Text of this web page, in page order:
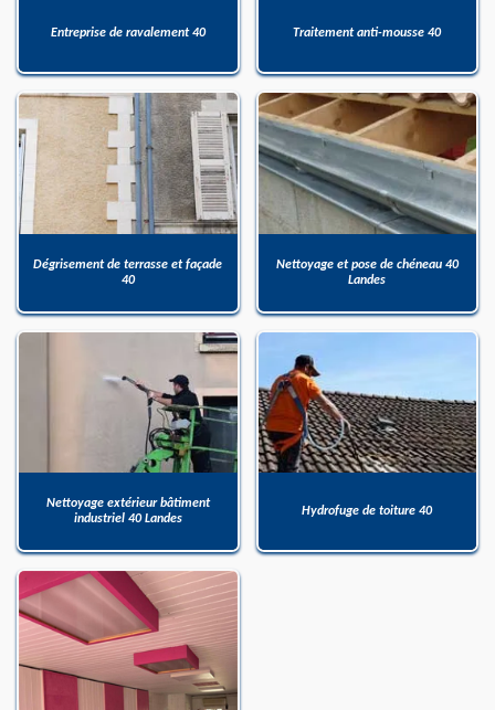
Entreprise de ravalement 40 Traitement anti-mousse 40
Dégrisement de terrasse et façade
40
Nettoyage et pose de chéneau 40
Landes
Nettoyage extérieur bâtiment
industriel 40 Landes
Hydrofuge de toiture 40